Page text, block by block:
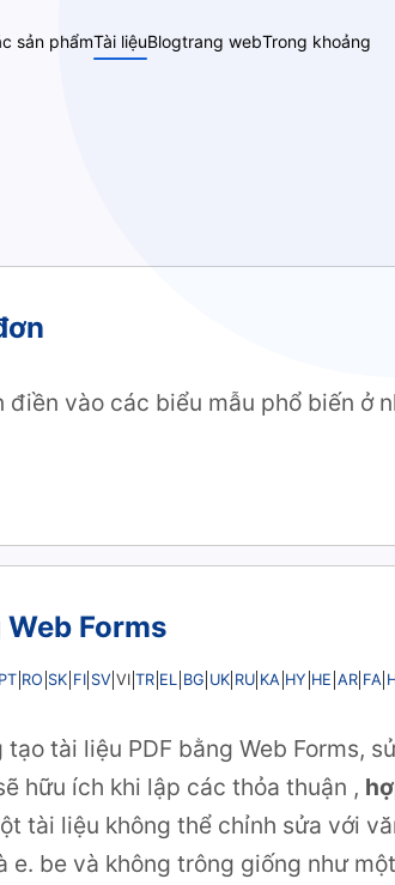
sản phẩmTài liệuBlogtrang webTrong khoảng
vào các biểu mẫu phổ biến ở
Forms
PT RO SK FI SV VI TR EL BG UK RU KA HY HE AR FA
tài liệu PDF bằng Web Forms,
hữu ích khi lập các thỏa thuận ,
tài liệu không thể chỉnh sửa với
be và không trông giống như